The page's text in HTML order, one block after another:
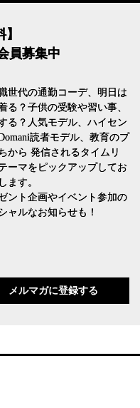
員募集中
世代の通勤コーデ、明日は
る？子供の受験や習い事、
る？人気モデル、ハイセン
読者モデル、教育のプ
から 発信されるタイムリ
ーマをピックアップしてお
ます。
ント企画やイベント参加の
ャルなお知らせも！
メルマガに登録する